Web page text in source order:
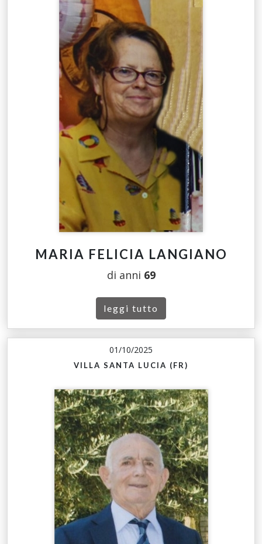
MARIA FELICIA LANGIANO
di anni 69
leggi tutto
01/10/2025
VILLA SANTA LUCIA (FR)